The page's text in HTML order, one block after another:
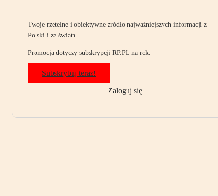
Twoje rzetelne i obiektywne źródło najważniejszych informacji z
Polski i ze świata.
Promocja dotyczy subskrypcji RP.PL na rok.
Subskrybuj teraz!
Zaloguj się